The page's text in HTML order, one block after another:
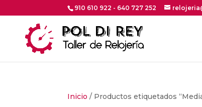
910 610 922 - 640 727 252
Inicio / Productos etiquetados